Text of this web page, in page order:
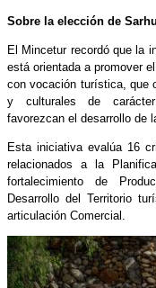
Sobre la elección de
El Mincetur recordó que la
está orientada a promover
con vocación turística, que
y culturales de
favorezcan el desarrollo de
Esta iniciativa evalúa 16
relacionados a la
fortalecimiento de
Desarrollo del Territorio
articulación Comercial.